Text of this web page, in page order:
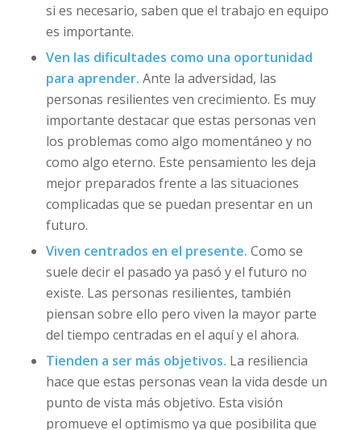
si es necesario, saben que el trabajo en equipo
es importante.
Ven las dificultades como una oportunidad
para aprender. Ante la adversidad, las
personas resilientes ven crecimiento. Es muy
importante destacar que estas personas ven
los problemas como algo momentáneo y no
como algo eterno. Este pensamiento les deja
mejor preparados frente a las situaciones
complicadas que se puedan presentar en un
futuro.
Viven centrados en el presente. Como se
suele decir el pasado ya pasó y el futuro no
existe. Las personas resilientes, también
piensan sobre ello pero viven la mayor parte
del tiempo centradas en el aquí y el ahora.
Tienden a ser más objetivos. La resiliencia
hace que estas personas vean la vida desde un
punto de vista más objetivo. Esta visión
promueve el optimismo ya que posibilita que